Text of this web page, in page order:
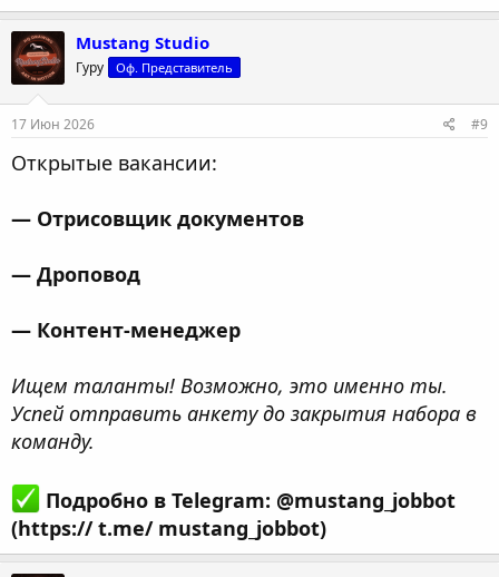
Mustang Studio
Гуру Оф. Представитель
17 Июн 2026 #9
Открытые вакансии:
— Отрисовщик документов
— Дроповод
— Контент-менеджер
Ищем таланты! Возможно, это именно ты.
Успей отправить анкету до закрытия набора в
команду.
Подробно в Telegram: @mustang_jobbot
(https:// t.me/ mustang_jobbot)